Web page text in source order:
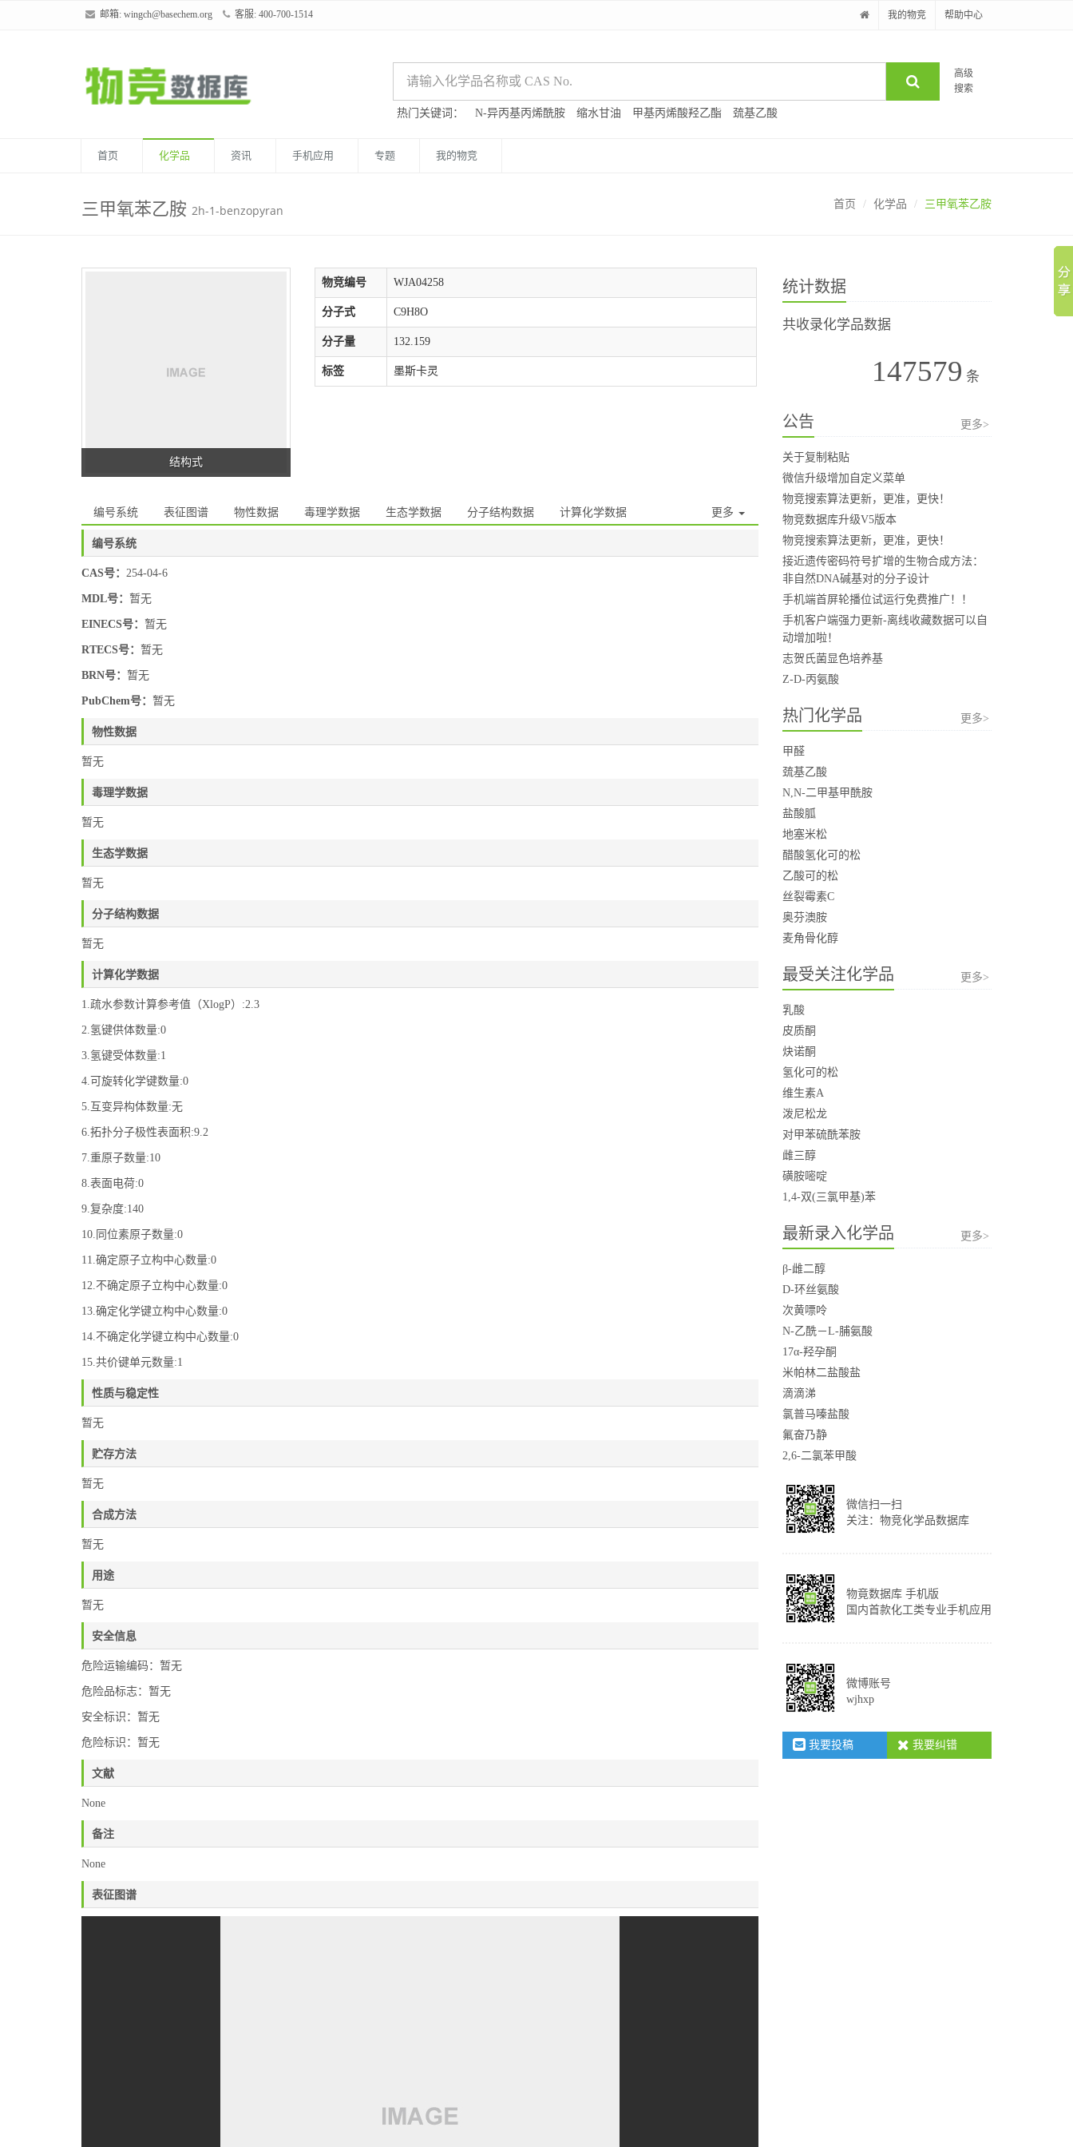
邮箱: wingch@basechem.org 客服: 400-700-1514 我的物竞 帮助中心
高级
搜索
热门关键词： N-异丙基丙烯酰胺 缩水甘油 甲基丙烯酸羟乙酯 巯基乙酸
首页 化学品 资讯 手机应用 专题 我的物竞
三甲氧苯乙胺 2h-1-benzopyran 首页 化学品 三甲氧苯乙胺
结构式
物竞编号 WJA04258
分子式 C9H8O
分子量 132.159
标签 墨斯卡灵
编号系统 表征图谱 物性数据 毒理学数据 生态学数据 分子结构数据 计算化学数据 更多
编号系统
CAS号： 254-04-6
MDL号： 暂无
EINECS号： 暂无
RTECS号： 暂无
BRN号： 暂无
PubChem号： 暂无
物性数据
暂无
毒理学数据
暂无
生态学数据
暂无
分子结构数据
暂无
计算化学数据
1.疏水参数计算参考值（XlogP）:2.3
2.氢键供体数量:0
3.氢键受体数量:1
4.可旋转化学键数量:0
5.互变异构体数量:无
6.拓扑分子极性表面积:9.2
7.重原子数量:10
8.表面电荷:0
9.复杂度:140
10.同位素原子数量:0
11.确定原子立构中心数量:0
12.不确定原子立构中心数量:0
13.确定化学键立构中心数量:0
14.不确定化学键立构中心数量:0
15.共价键单元数量:1
性质与稳定性
暂无
贮存方法
暂无
合成方法
暂无
用途
暂无
安全信息
危险运输编码：暂无
危险品标志：暂无
安全标识：暂无
危险标识：暂无
文献
None
备注
None
表征图谱
统计数据
共收录化学品数据
147579 条
公告 更多>
关于复制粘贴
微信升级增加自定义菜单
物竞搜索算法更新，更准，更快！
物竞数据库升级V5版本
物竞搜索算法更新，更准，更快！
接近遗传密码符号扩增的生物合成方法：
非自然DNA碱基对的分子设计
手机端首屏轮播位试运行免费推广！！
手机客户端强力更新-离线收藏数据可以自
动增加啦！
志贺氏菌显色培养基
Z-D-丙氨酸
热门化学品 更多>
甲醛
巯基乙酸
N,N-二甲基甲酰胺
盐酸胍
地塞米松
醋酸氢化可的松
乙酸可的松
丝裂霉素C
奥芬澳胺
麦角骨化醇
最受关注化学品 更多>
乳酸
皮质酮
炔诺酮
氢化可的松
维生素A
泼尼松龙
对甲苯硫酰苯胺
雌三醇
磺胺嘧啶
1,4-双(三氯甲基)苯
最新录入化学品 更多>
β-雌二醇
D-环丝氨酸
次黄嘌呤
N-乙酰－L-脯氨酸
17α-羟孕酮
米帕林二盐酸盐
滴滴涕
氯普马嗪盐酸
氟奋乃静
2,6-二氯苯甲酸
微信扫一扫
关注：物竞化学品数据库
物竟数据库 手机版
国内首款化工类专业手机应用
微博账号
wjhxp
我要投稿 我要纠错